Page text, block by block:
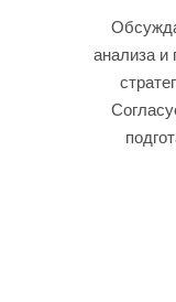
анализа